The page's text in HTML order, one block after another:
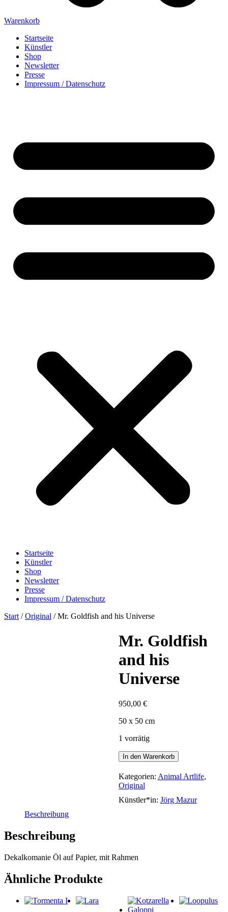
Warenkorb
Startseite
Künstler
Shop
Newsletter
Presse
Impressum / Datenschutz
Startseite
Künstler
Shop
Newsletter
Presse
Impressum / Datenschutz
Start /Original / Mr. Goldfish and his Universe
Mr. Goldfish
and his
Universe
950,00 €
50 x 50 cm
1 vorrätig
Mr.
Goldfish
and
his
Universe
Menge
In den Warenkorb
Kategorien: Animal Artlife,
Original
Künstler*in: Jörg Mazur
Beschreibung
Beschreibung
Dekalkomanie Öl auf Papier, mit Rahmen
Ähnliche Produkte